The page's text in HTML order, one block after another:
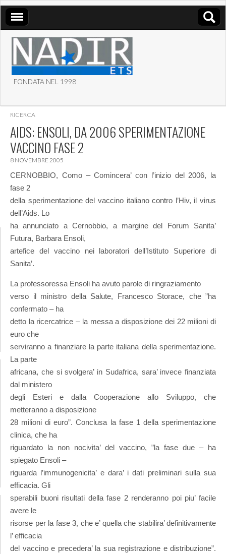
ASSOCIAZIONE NADIR
ETS
FONDATA NEL 1998
RICERCA
AIDS: ENSOLI, DA 2006 SPERIMENTAZIONE
VACCINO FASE 2
8 NOVEMBRE 2005
CERNOBBIO, Como – Comincera’ con l’inizio del 2006, la
fase 2
della sperimentazione del vaccino italiano contro l’Hiv, il virus
dell’Aids. Lo
ha annunciato a Cernobbio, a margine del Forum Sanita’
Futura, Barbara Ensoli,
artefice del vaccino nei laboratori dell’Istituto Superiore di
Sanita’.
La professoressa Ensoli ha avuto parole di ringraziamento
verso il ministro della Salute, Francesco Storace, che ”ha
confermato – ha
detto la ricercatrice – la messa a disposizione dei 22 milioni di
euro che
serviranno a finanziare la parte italiana della sperimentazione.
La parte
africana, che si svolgera’ in Sudafrica, sara’ invece finanziata
dal ministero
degli Esteri e dalla Cooperazione allo Sviluppo, che
metteranno a disposizione
28 milioni di euro”. Conclusa la fase 1 della sperimentazione
clinica, che ha
riguardato la non nocivita’ del vaccino, ”la fase due – ha
spiegato Ensoli –
riguarda l’immunogenicita’ e dara’ i dati preliminari sulla sua
efficacia. Gli
sperabili buoni risultati della fase 2 renderanno poi piu’ facile
avere le
risorse per la fase 3, che e’ quella che stabilira’ definitivamente
l’ efficacia
del vaccino e precedera’ la sua registrazione e distribuzione”.